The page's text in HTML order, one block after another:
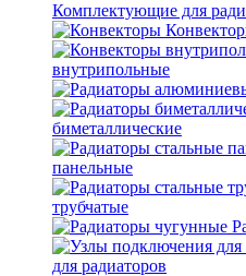
Комплектующие для
внутрипольные
биметаллические
панельные
трубчатые
для радиаторов